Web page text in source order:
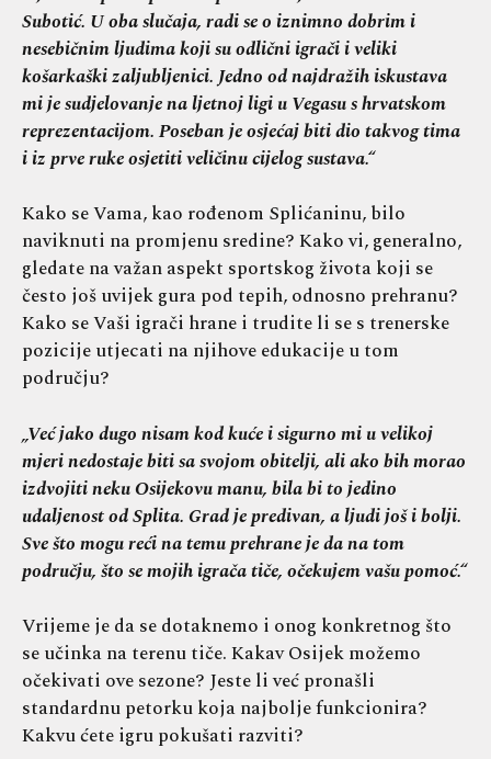
Subotić. U oba slučaja, radi se o iznimno dobrim i
nesebičnim ljudima koji su odlični igrači i veliki
košarkaški zaljubljenici. Jedno od najdražih iskustava
mi je sudjelovanje na ljetnoj ligi u Vegasu s hrvatskom
reprezentacijom. Poseban je osjećaj biti dio takvog tima
i iz prve ruke osjetiti veličinu cijelog sustava.“
Kako se Vama, kao rođenom Splićaninu, bilo
naviknuti na promjenu sredine? Kako vi, generalno,
gledate na važan aspekt sportskog života koji se
često još uvijek gura pod tepih, odnosno prehranu?
Kako se Vaši igrači hrane i trudite li se s trenerske
pozicije utjecati na njihove edukacije u tom
području?
„Već jako dugo nisam kod kuće i sigurno mi u velikoj
mjeri nedostaje biti sa svojom obitelji, ali ako bih morao
izdvojiti neku Osijekovu manu, bila bi to jedino
udaljenost od Splita. Grad je predivan, a ljudi još i bolji.
Sve što mogu reći na temu prehrane je da na tom
području, što se mojih igrača tiče, očekujem vašu pomoć.“
Vrijeme je da se dotaknemo i onog konkretnog što
se učinka na terenu tiče. Kakav Osijek možemo
očekivati ove sezone? Jeste li već pronašli
standardnu petorku koja najbolje funkcionira?
Kakvu ćete igru pokušati razviti?